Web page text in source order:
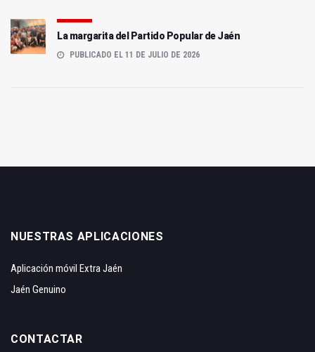
La margarita del Partido Popular de Jaén
PUBLICADO EL 11 DE JULIO DE 2026
NUESTRAS APLICACIONES
Aplicación móvil Extra Jaén
Jaén Genuino
CONTACTAR